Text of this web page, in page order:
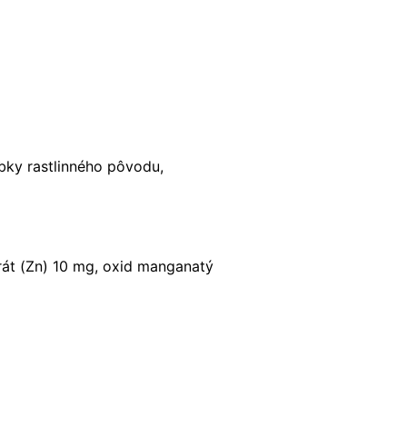
rastlinného pôvodu,
(Zn) 10 mg, oxid manganatý